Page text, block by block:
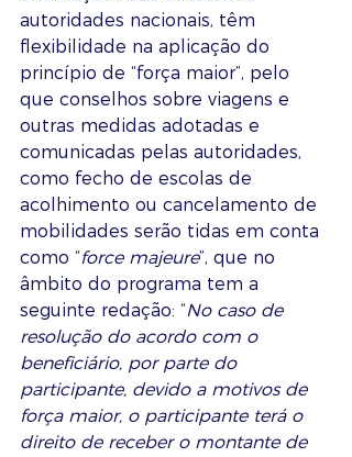
autoridades nacionais, têm
flexibilidade na aplicação do
princípio de “força maior”, pelo
que conselhos sobre viagens e
outras medidas adotadas e
comunicadas pelas autoridades,
como fecho de escolas de
acolhimento ou cancelamento de
mobilidades serão tidas em conta
como “force majeure”, que no
âmbito do programa tem a
seguinte redação: “No caso de
resolução do acordo com o
beneficiário, por parte do
participante, devido a motivos de
força maior, o participante terá o
direito de receber o montante de